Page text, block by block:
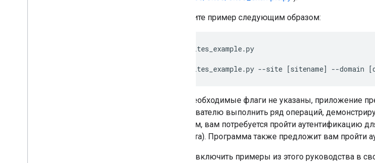
Запустите пример следующим образом:
sites_example.py
sites_example.py --site [sitename] --domain [
Если необходимые флаги не указаны, приложение
пользователю выполнить ряд операций,
образом, вам потребуется пройти
контента). Программа также предложит вам пройти
Чтобы включить примеры из этого руководства в